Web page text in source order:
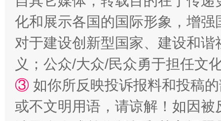
扯下公款旅游的“隐身衣” 如何以
化和展示各国的国际形象，增
对于建设创新型国家、建设和
义；公众/大众/民众勇于担任文
③ 如你所反映投诉报料和投稿
或不文明用语，请谅解！如因